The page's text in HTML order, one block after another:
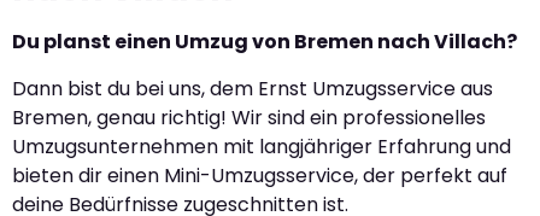
Du planst einen Umzug von Bremen nach Villach?
Dann bist du bei uns, dem Ernst Umzugsservice aus
Bremen, genau richtig! Wir sind ein professionelles
Umzugsunternehmen mit langjähriger Erfahrung und
bieten dir einen Mini-Umzugsservice, der perfekt auf
deine Bedürfnisse zugeschnitten ist.